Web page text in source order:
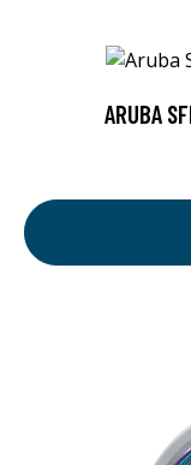
ARUBA